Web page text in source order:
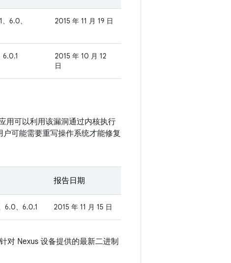
6.0、
2015 年 11 月 19 日
6.0.1
2015 年 10 月 12
日
用可以利用该漏洞通过内核执行
可能需要重写操作系统才能修复
报告日期
6.0、6.0.1 2015 年 11 月 15 日
对 Nexus 设备提供的最新二进制